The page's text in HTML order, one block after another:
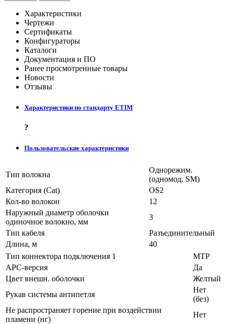
Характеристики
Чертежи
Сертификаты
Конфигураторы
Каталоги
Документация и ПО
Ранее просмотренные товары
Новости
Отзывы
Характеристики по стандарту ETIM
?
Пользовательские характеристики
Тип волокна
Однорежим.
(одномод. SM)
Категория (Cat)
OS2
Кол-во волокон
12
Наружный диаметр оболочки
одиночное волокно, мм
3
Тип кабеля
Разъединительный
Длина, м
40
Тип коннектора подключения 1
MTP
APC-версия
Да
Цвет внешн. оболочки
Желтый
Рукав системы антипетля
Нет
(без)
Не распространяет горение при воздействии
пламени (нг)
Нет